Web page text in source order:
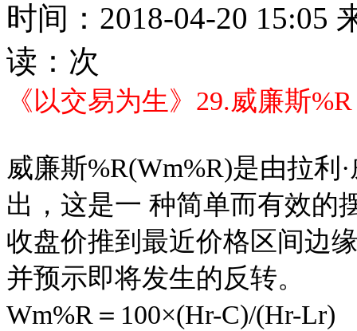
时间：2018-04-20 15:05
读： 次
《以交易为生》29.威廉斯%R
威廉斯%R(Wm%R)是由拉利
出，这是一 种简单而有效的
收盘价推到最近价格区间边
并预示即将发生的反转。
Wm%R＝100×(Hr-C)/(Hr-Lr)